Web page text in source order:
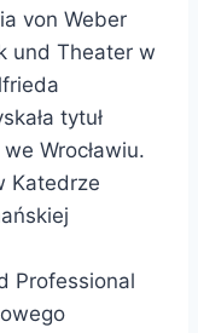
von Weber
und Theater w
tytuł
Wrocławiu.
Katedrze
Professional